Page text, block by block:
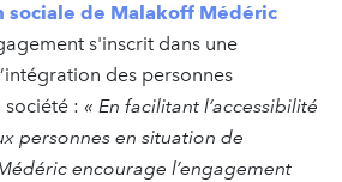
sociale de Malakoff Médéric
s'inscrit dans une
des personnes
société : « En facilitant l’accessibilité
personnes en situation de
encourage l’engagement